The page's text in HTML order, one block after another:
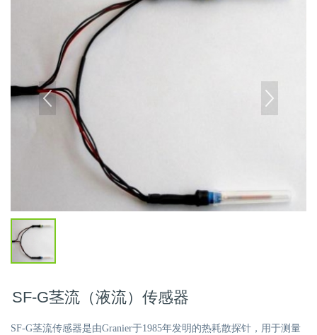
SF-G茎流（液流）传感器
SF-G茎流传感器是由Granier于1985年发明的热耗散探针，用于测量